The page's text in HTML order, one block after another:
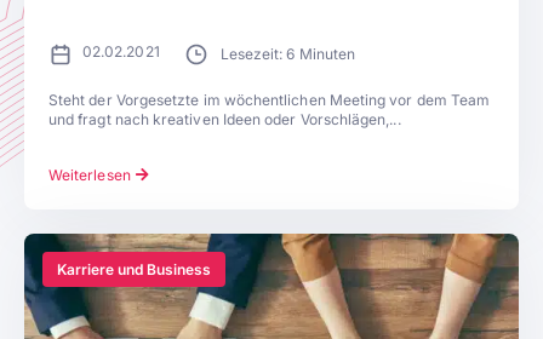
02.02.2021 Lesezeit: 6 Minuten
Steht der Vorgesetzte im wöchentlichen Meeting vor dem Team
und fragt nach kreativen Ideen oder Vorschlägen,...
Weiterlesen
Karriere und Business